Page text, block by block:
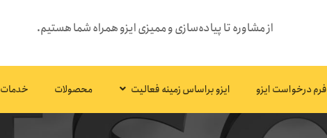
از مشاوره تا پیاده‌سازی و ممیزی ایزو همراه شما هستیم.
فرم درخواست ایزو ایزو براساس زمینه فعالیت محصولات خدمات